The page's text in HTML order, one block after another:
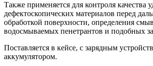
Также применяется для контроля качества
дефектоскопических материалов перед
обработкой поверхности, определения
водосмываемых пенетрантов и подобных
Поставляется в кейсе, с зарядным
аккумулятором.